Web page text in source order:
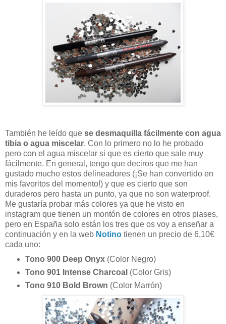
También he leído que se desmaquilla fácilmente con agua
tibia o agua miscelar. Con lo primero no lo he probado
pero con el agua miscelar si que es cierto que sale muy
fácilmente. En general, tengo que deciros que me han
gustado mucho estos delineadores (¡Se han convertido en
mis favoritos del momento!) y que es cierto que son
duraderos pero hasta un punto, ya que no son waterproof.
Me gustaría probar más colores ya que he visto en
instagram que tienen un montón de colores en otros piases,
pero en España solo están los tres que os voy a enseñar a
continuación y en la web Notino tienen un precio de 6,10€
cada uno:
Tono 900 Deep Onyx (Color Negro)
Tono 901 Intense Charcoal (Color Gris)
Tono 910 Bold Brown (Color Marrón)